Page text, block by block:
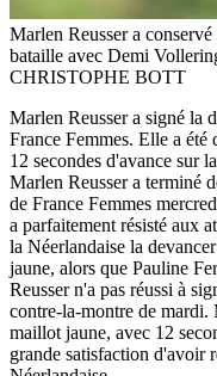
Marlen Reusser a
bataille avec Demi
CHRISTOPHE BOTT
Marlen Reusser a signé la
France Femmes. Elle a
12 secondes d'avance sur
Marlen Reusser a terminé
de France Femmes
a parfaitement résisté aux
la Néerlandaise la
jaune, alors que Pauline
Reusser n'a pas réussi à
contre-la-montre de mardi.
maillot jaune, avec 12
grande satisfaction d'avoir